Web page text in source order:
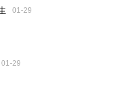
01-29
01-29